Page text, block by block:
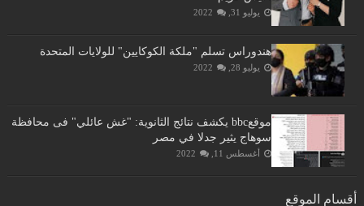
يوليو 31, 2022
هندوراس تسلم "ملكة الكوكايين" للولايات المتحدة
يوليو 28, 2022
موقعbbc يكشف نتائج الثانوية: "غش عائلي" فى محافظة
سوهاج يثير جدلا في مصر
أغسطس 11, 2022
أقسام الموقع